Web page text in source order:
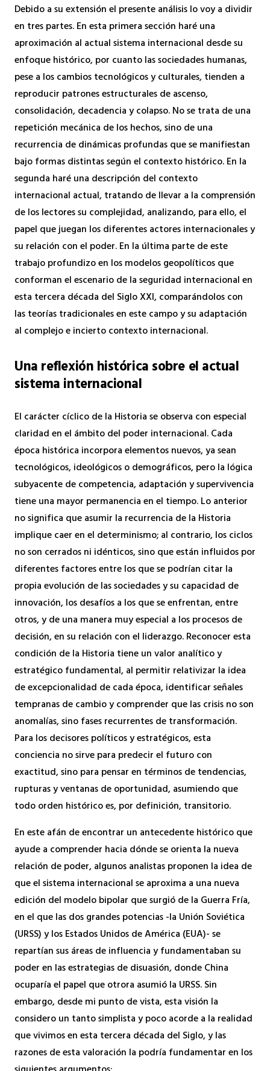
Debido a su extensión el presente análisis lo voy a dividir
en tres partes. En esta primera sección haré una
aproximación al actual sistema internacional desde su
enfoque histórico, por cuanto las sociedades humanas,
pese a los cambios tecnológicos y culturales, tienden a
reproducir patrones estructurales de ascenso,
consolidación, decadencia y colapso. No se trata de una
repetición mecánica de los hechos, sino de una
recurrencia de dinámicas profundas que se manifiestan
bajo formas distintas según el contexto histórico. En la
segunda haré una descripción del contexto
internacional actual, tratando de llevar a la comprensión
de los lectores su complejidad, analizando, para ello, el
papel que juegan los diferentes actores internacionales y
su relación con el poder. En la última parte de este
trabajo profundizo en los modelos geopolíticos que
conforman el escenario de la seguridad internacional en
esta tercera década del Siglo XXI, comparándolos con
las teorías tradicionales en este campo y su adaptación
al complejo e incierto contexto internacional.
Una reflexión histórica sobre el actual
sistema internacional
El carácter cíclico de la Historia se observa con especial
claridad en el ámbito del poder internacional. Cada
época histórica incorpora elementos nuevos, ya sean
tecnológicos, ideológicos o demográficos, pero la lógica
subyacente de competencia, adaptación y supervivencia
tiene una mayor permanencia en el tiempo. Lo anterior
no significa que asumir la recurrencia de la Historia
implique caer en el determinismo; al contrario, los ciclos
no son cerrados ni idénticos, sino que están influidos por
diferentes factores entre los que se podrían citar la
propia evolución de las sociedades y su capacidad de
innovación, los desafíos a los que se enfrentan, entre
otros, y de una manera muy especial a los procesos de
decisión, en su relación con el liderazgo. Reconocer esta
condición de la Historia tiene un valor analítico y
estratégico fundamental, al permitir relativizar la idea
de excepcionalidad de cada época, identificar señales
tempranas de cambio y comprender que las crisis no son
anomalías, sino fases recurrentes de transformación.
Para los decisores políticos y estratégicos, esta
conciencia no sirve para predecir el futuro con
exactitud, sino para pensar en términos de tendencias,
rupturas y ventanas de oportunidad, asumiendo que
todo orden histórico es, por definición, transitorio.
En este afán de encontrar un antecedente histórico que
ayude a comprender hacia dónde se orienta la nueva
relación de poder, algunos analistas proponen la idea de
que el sistema internacional se aproxima a una nueva
edición del modelo bipolar que surgió de la Guerra Fría,
en el que las dos grandes potencias -la Unión Soviética
(URSS) y los Estados Unidos de América (EUA)- se
repartían sus áreas de influencia y fundamentaban su
poder en las estrategias de disuasión, donde China
ocuparía el papel que otrora asumió la URSS. Sin
embargo, desde mi punto de vista, esta visión la
considero un tanto simplista y poco acorde a la realidad
que vivimos en esta tercera década del Siglo, y las
razones de esta valoración la podría fundamentar en los